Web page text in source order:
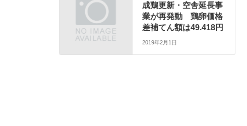
成鶏更新・空舎延長事
業が再発動 鶏卵価格
差補てん額は49.418円
2019年2月1日